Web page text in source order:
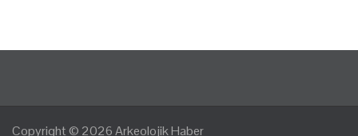
Copyright © 2026Arkeolojik Haber